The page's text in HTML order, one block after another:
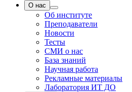
О нас
Об институте
Преподаватели
Новости
Тесты
СМИ о нас
База знаний
Научная работа
Рекламные материалы
Лаборатория ИТ ДО